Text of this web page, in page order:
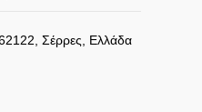
Σέρρες, Ελλάδα